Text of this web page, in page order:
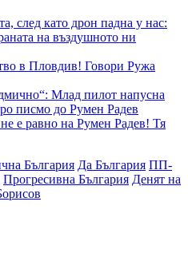
след като дрон падна у нас:
на въздушното ни
в Пловдив! Говори Ружа
Млад пилот напусна
писмо до Румен Радев
е равно на Румен Радев! Тя
България Да България ПП-
Прогресивна България Денят на